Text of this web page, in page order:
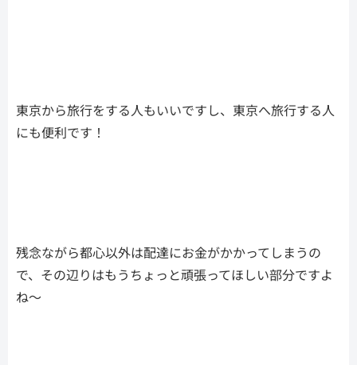
東京から旅行をする人もいいですし、東京へ旅行する人
にも便利です！
残念ながら都心以外は配達にお金がかかってしまうの
で、その辺りはもうちょっと頑張ってほしい部分ですよ
ね〜